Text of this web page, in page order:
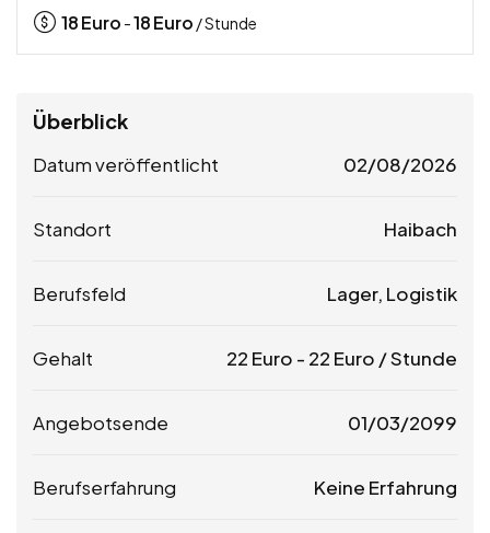
18Euro -18Euro / Stunde
Überblick
Datum veröffentlicht 02/08/2026
Standort Haibach
Berufsfeld Lager, Logistik
Gehalt 22 Euro - 22 Euro / Stunde
Angebotsende 01/03/2099
Berufserfahrung Keine Erfahrung